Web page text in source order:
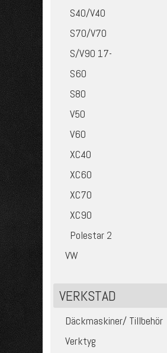
S40/V40
S70/V70
S/V90 17-
S60
S80
V50
V60
XC40
XC60
XC70
XC90
Polestar 2
VW
VERKSTAD
Däckmaskiner/ Tillbehör
Verktyg